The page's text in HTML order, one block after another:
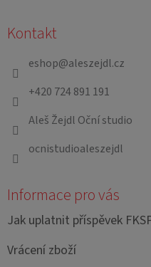
Kontakt
eshop@aleszejdl.cz
+420 724 891 191
Aleš Žejdl Oční studio
ocnistudioaleszejdl
Informace pro vás
Jak uplatnit příspěvek
Vrácení zboží